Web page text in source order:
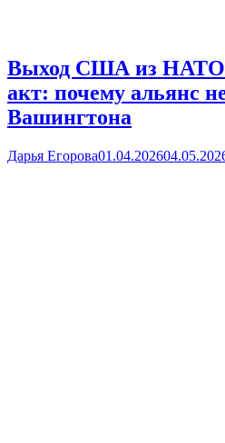
Выход США из НАТО
акт: почему альянс
Вашингтона
Дарья Егорова01.04.2026